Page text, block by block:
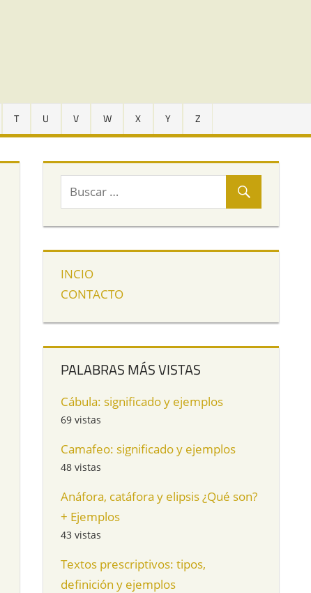
T U V W X Y Z
INCIO
CONTACTO
PALABRAS MÁS VISTAS
Cábula: significado y ejemplos
69 vistas
Camafeo: significado y ejemplos
48 vistas
Anáfora, catáfora y elipsis ¿Qué son?
+ Ejemplos
43 vistas
Textos prescriptivos: tipos,
definición y ejemplos